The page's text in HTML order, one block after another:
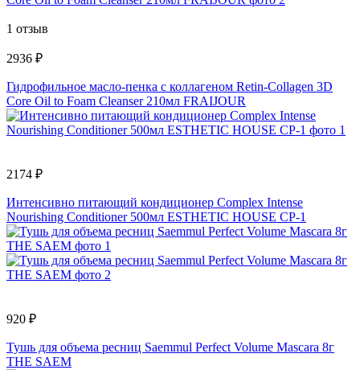
1 отзыв
2936 ₽
Гидрофильное масло-пенка с коллагеном Retin-Collagen 3D
Core Oil to Foam Cleanser 210мл FRAIJOUR
2174 ₽
Интенсивно питающий кондиционер Complex Intense
Nourishing Conditioner 500мл ESTHETIC HOUSE CP-1
920 ₽
Тушь для объема ресниц Saemmul Perfect Volume Mascara 8г
THE SAEM